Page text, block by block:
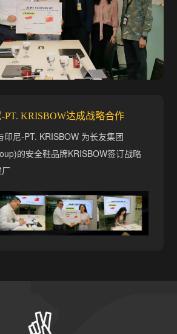
PT. KRISBOW达成战略合作
尼-PT. KRISBOW 为长友集团
的安全鞋品牌KRISBOW签订战略